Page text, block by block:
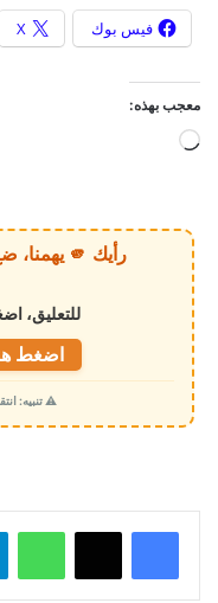
فيس بوك X
معجب بهذه:
ي
م
ي
رأيك 🫵
للتعليق،
اضغط
⚠️ تنبيه:
واتساب